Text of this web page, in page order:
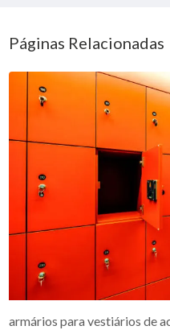
Páginas Relacionadas
armários para vestiários de